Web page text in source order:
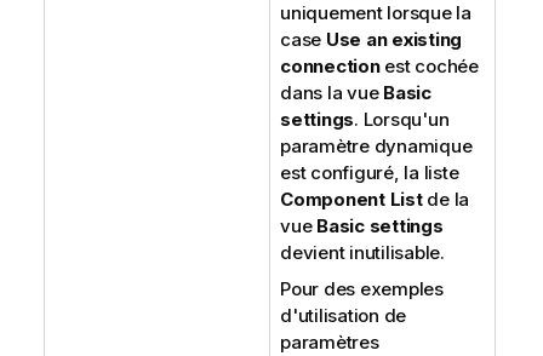
uniquement lorsque la
case Use an existing
connectionest cochée
dans la vue Basic
settings. Lorsqu'un
paramètre dynamique
est configuré, la liste
Component Listde la
vue Basic settings
devient inutilisable.
Pour des exemples
d'utilisation de
paramètres